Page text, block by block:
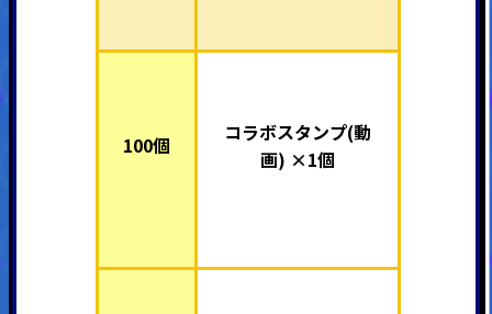
100個
コラボスタンプ(動
画) ×1個